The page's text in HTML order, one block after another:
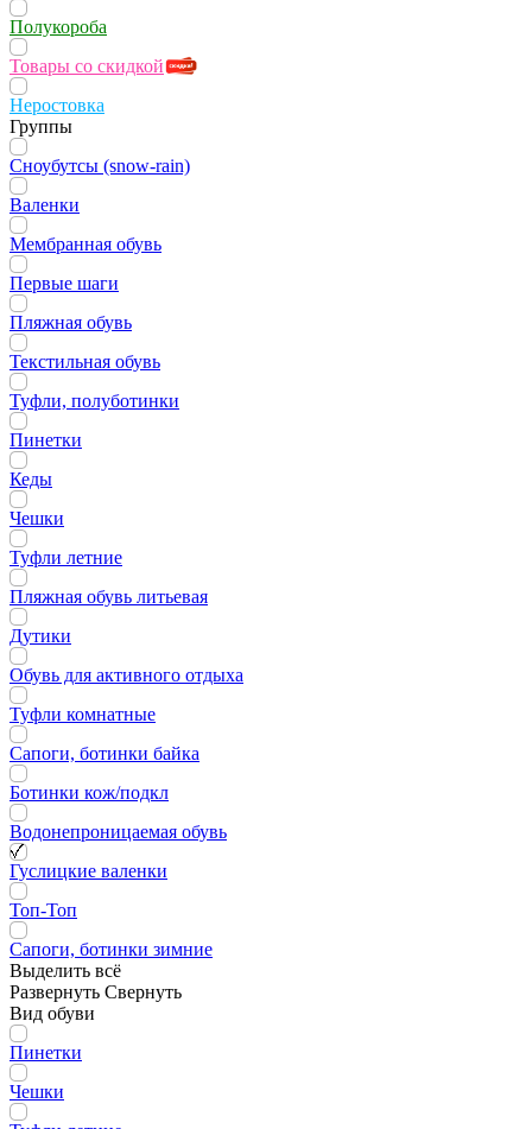
Полукороба
Товары со скидкой
Неростовка
Группы
Сноубутсы (snow-rain)
Валенки
Мембранная обувь
Первые шаги
Пляжная обувь
Текстильная обувь
Туфли, полуботинки
Пинетки
Кеды
Чешки
Туфли летние
Пляжная обувь литьевая
Дутики
Обувь для активного отдыха
Туфли комнатные
Сапоги, ботинки байка
Ботинки кож/подкл
Водонепроницаемая обувь
Гуслицкие валенки
Топ-Топ
Сапоги, ботинки зимние
Выделить всё
Развернуть Свернуть
Вид обуви
Пинетки
Чешки